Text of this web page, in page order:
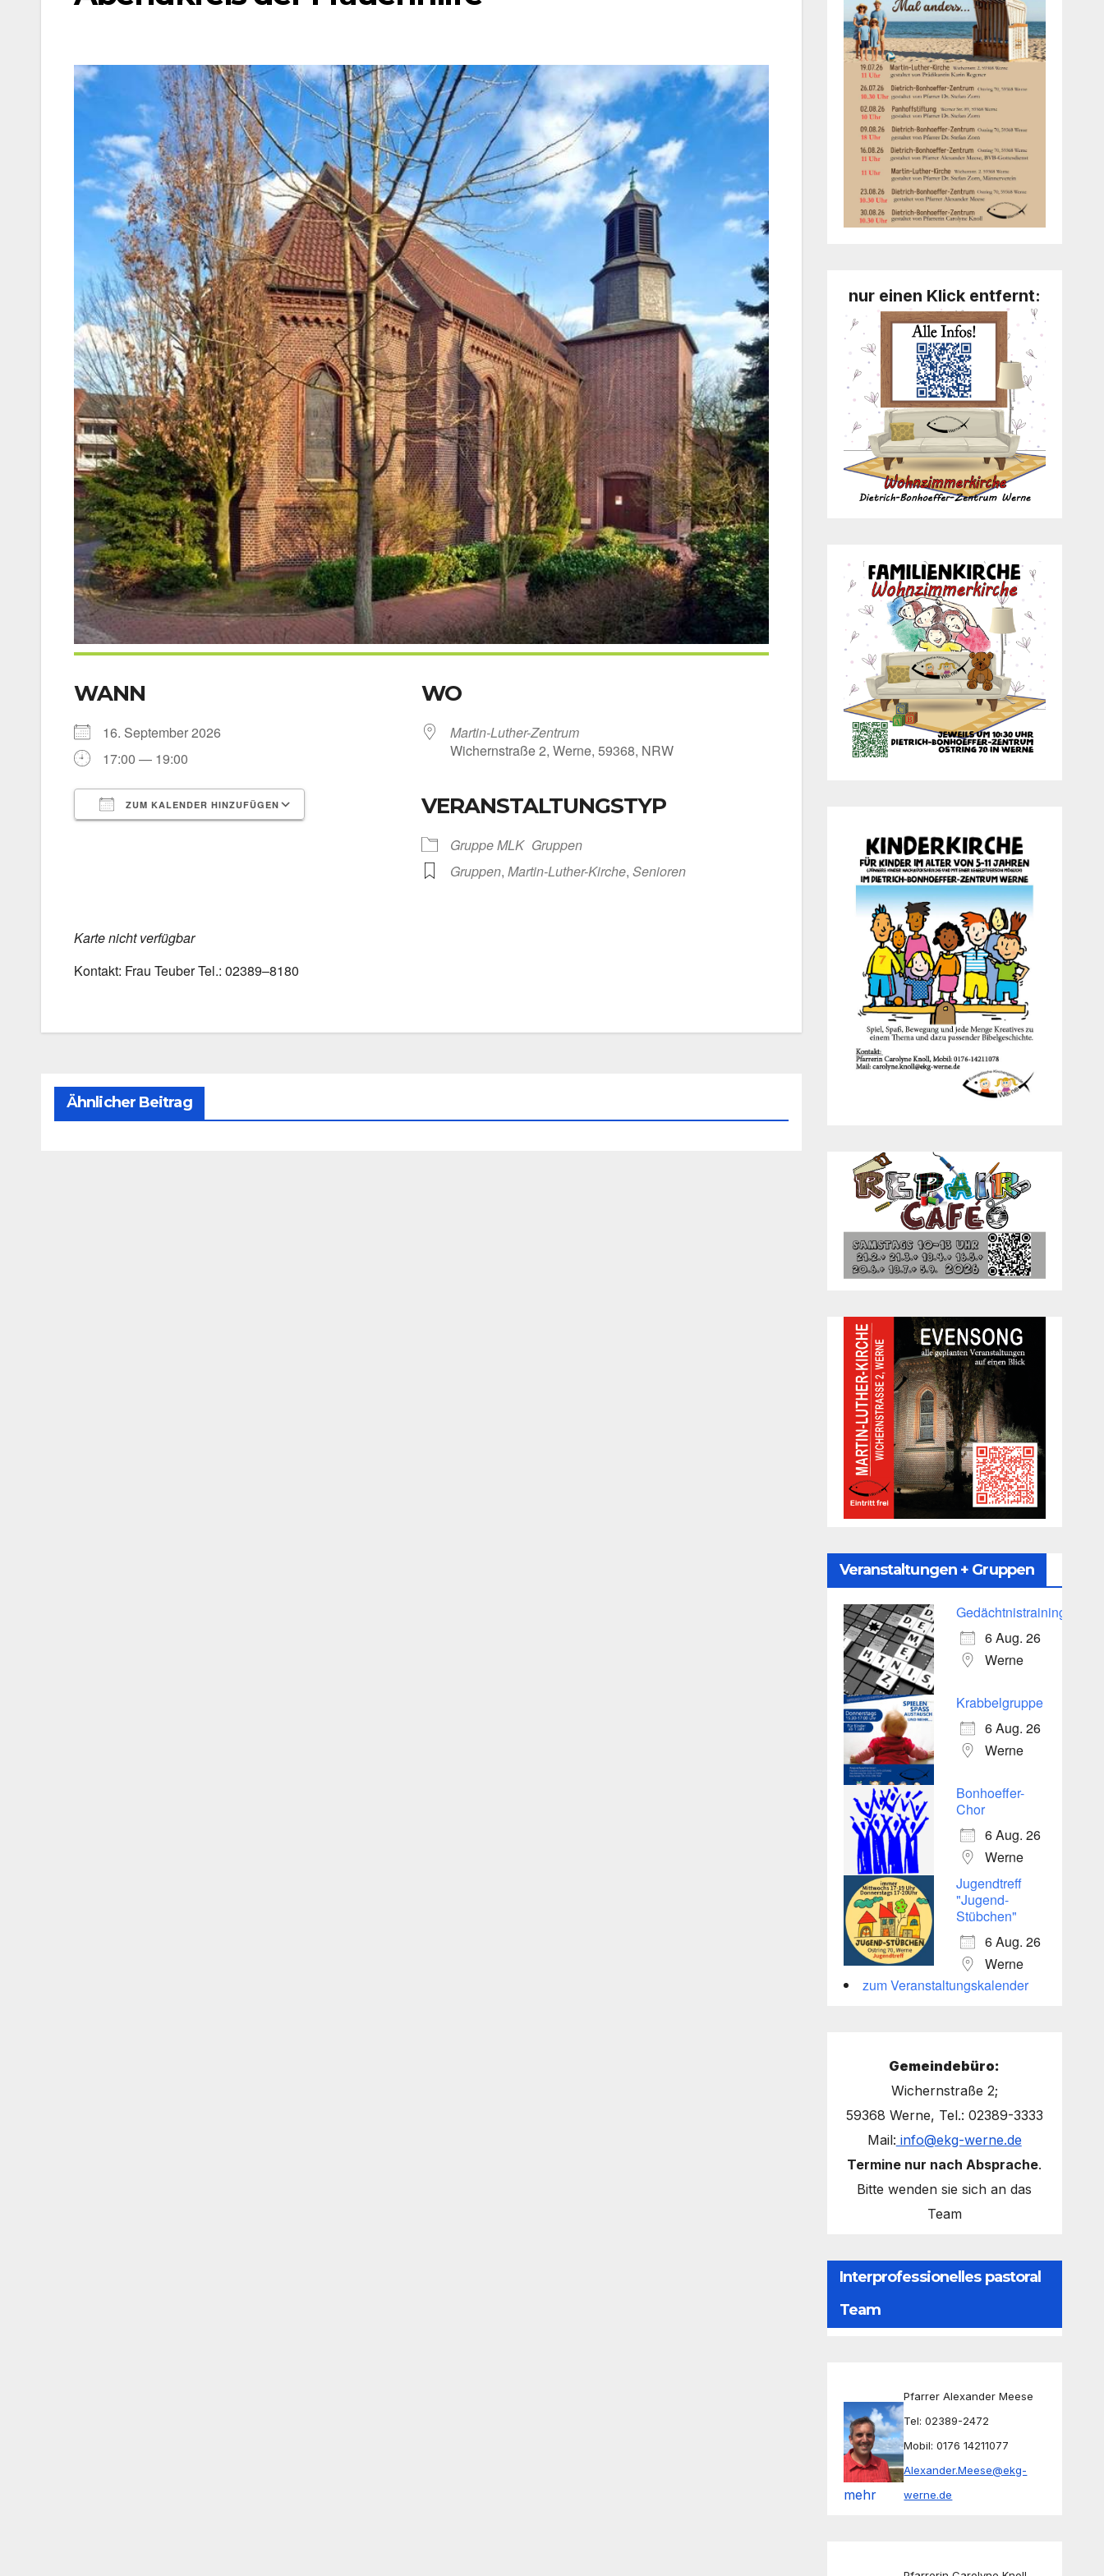
WANN
16. Sep­tem­ber 2026
17:00 — 19:00
ZUM KALENDER HINZUFÜGEN
Out­look Live
WO
Martin-Luther-Zentrum
Wichern­stra­ße 2, Wer­ne, 59368, NRW
VERANSTALTUNGSTYP
Grup­pe MLK Grup­pen
Grup­pen, Martin-Luther-Kirche, Senio­ren
Kar­te nicht ver­füg­bar
Kon­takt: Frau Teu­ber Tel.: 02389–8180
Ähnlicher Beitrag
nur einen Klick entfernt:
Veranstaltungen + Gruppen
Gedächtnistraining
6 Aug. 26
Werne
Krabbelgruppe
6 Aug. 26
Werne
Bonhoeffer-
Chor
6 Aug. 26
Werne
Jugendtreff
"Jugend-
Stübchen"
6 Aug. 26
Werne
zum Veranstaltungskalender
Gemeindebüro:
Wichernstraße 2;
59368 Werne, Tel.: 02389-3333
Mail: info@ekg-werne.de
Termine nur nach Absprache.
Bitte wenden sie sich an das
Team
Interprofessionelles pastoral
Team
mehr
Pfarrer Alexander Meese
Tel: 02389-2472
Mobil: 0176 14211077
Alexander.Meese@ekg-
werne.de